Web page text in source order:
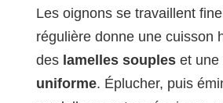
Les oignons se travaillent
régulière donne une cuisson
des lamelles souples et une
uniforme. Éplucher, puis